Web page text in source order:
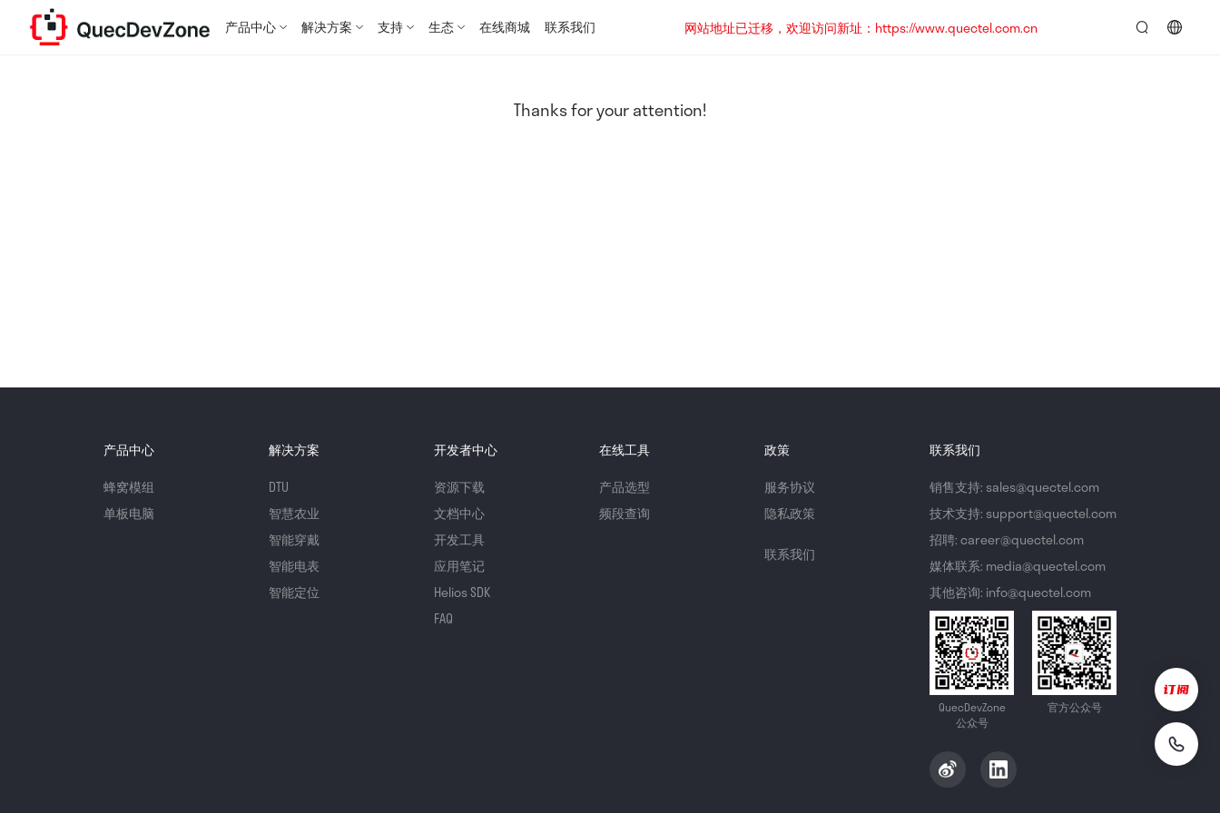
产品中心 解决方案 支持 生态 在线商城 联系我们
网站地址已迁移，欢迎访问新址：https://www.quectel.com.cn
Thanks for your attention!
产品中心
蜂窝模组
单板电脑
解决方案
DTU
智慧农业
智能穿戴
智能电表
智能定位
开发者中心
资源下载
文档中心
开发工具
应用笔记
Helios SDK
FAQ
在线工具
产品选型
频段查询
政策
服务协议
隐私政策
联系我们
联系我们
销售支持: sales@quectel.com
技术支持: support@quectel.com
招聘: career@quectel.com
媒体联系: media@quectel.com
其他咨询: info@quectel.com
QuecDevZone
公众号
官方公众号